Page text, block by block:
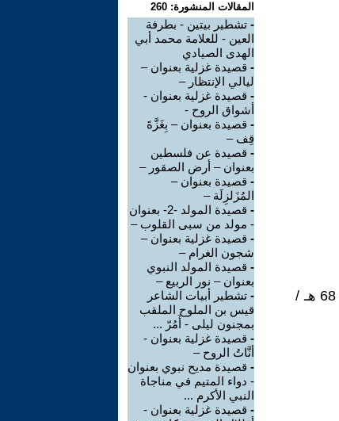
يقول الشاعر الكبير قيس بن الملوح والملقب بمجنون ليلى (24 هـ / 645م - 68 هـ /
المقالات المنشورة: 260
- تشطير بيتين - بطرفة
العين - للعلامة محمد أبي
الهدى الصيادي
- قصيدة غزلية بعنوان –
ليالي الإنتظار –
- قصيدة غزلية بعنوان -
أشواق الروح -
- قصيدة بعنوان – بِغَزَّةَ
قِف –
- قصيدة عن فلسطين
بعنوان – أرض الصقور –
- قصيدة بعنوان –
المُزَلزِلَة –
-
قصيدة المولد -2- بعنوان
- مولد من سبى القلوب –
- قصيدة غزلية بعنوان –
شجون الغرام –
- قصيدة المولد النبوي
بعنوان – نور الربيع –
- تشطير أبيات الشاعر
قيس بن الملوح الملقب
بمجنون ليلى - أَمُرّ ...
- قصيدة غزلية بعنوان -
أنَّاتُ الروح –
- قصيدة مديح نبوي بعنوان
- دواء المتيم في مناجاة
النبي الأكرم ...
- قصيدة غزلية بعنوان -